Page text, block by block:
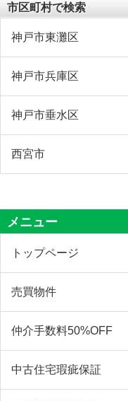
市区町村で検索
神戸市東灘区
神戸市兵庫区
神戸市垂水区
西宮市
メニュー
トップページ
売買物件
仲介手数料50%OFF
中古住宅瑕疵保証